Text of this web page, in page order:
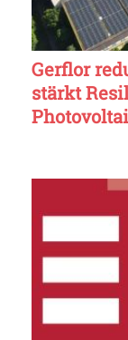
Gerflor
stärkt